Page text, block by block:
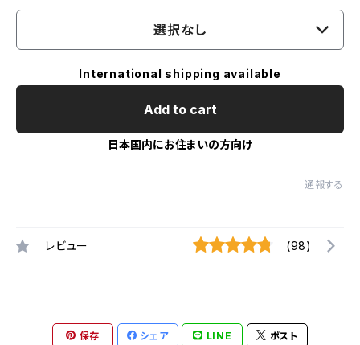
選択なし
International shipping available
Add to cart
日本国内にお住まいの方向け
通報する
レビュー (98)
保存 シェア LINE ポスト